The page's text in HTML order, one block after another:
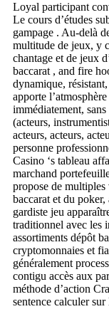
Loyal participant
Le cours d’études
gampage . Au-delà
multitude de jeux, y
chantage et de jeux
baccarat , and fire
dynamique,
apporte
immédiatement,
(acteurs,
acteurs, acteurs,
personne
Casino ‘s tableau
marchand
propose de
baccarat et du
gardiste jeu
traditionnel avec les
assortiments dépôt
cryptomonnaies et
généralement
contigu accès aux
méthode d’action
sentence calculer